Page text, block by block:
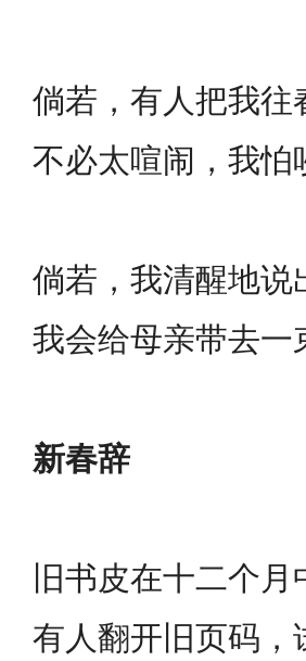
倘若，有人把我往
不必太喧闹，我怕
倘若，我清醒地说
我会给母亲带去一
新春辞
旧书皮在十二个
有人翻开旧页码，